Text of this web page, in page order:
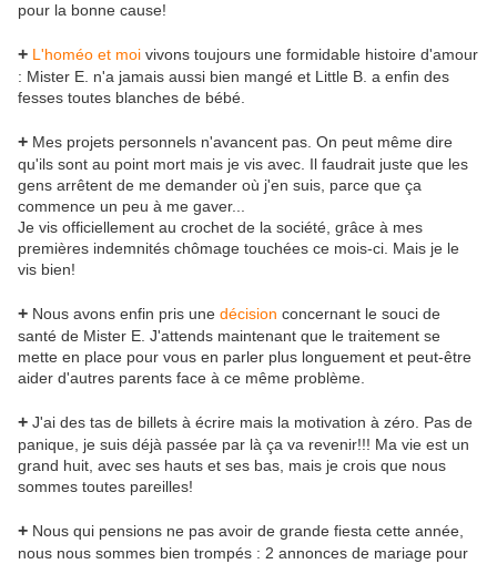
pour la bonne cause!
+ L'homéo et moi vivons toujours une formidable histoire d'amour
: Mister E. n'a jamais aussi bien mangé et Little B. a enfin des
fesses toutes blanches de bébé.
+ Mes projets personnels n'avancent pas. On peut même dire
qu'ils sont au point mort mais je vis avec. Il faudrait juste que les
gens arrêtent de me demander où j'en suis, parce que ça
commence un peu à me gaver...
Je vis officiellement au crochet de la société, grâce à mes
premières indemnités chômage touchées ce mois-ci. Mais je le
vis bien!
+ Nous avons enfin pris une décision concernant le souci de
santé de Mister E. J'attends maintenant que le traitement se
mette en place pour vous en parler plus longuement et peut-être
aider d'autres parents face à ce même problème.
+ J'ai des tas de billets à écrire mais la motivation à zéro. Pas de
panique, je suis déjà passée par là ça va revenir!!! Ma vie est un
grand huit, avec ses hauts et ses bas, mais je crois que nous
sommes toutes pareilles!
+ Nous qui pensions ne pas avoir de grande fiesta cette année,
nous nous sommes bien trompés : 2 annonces de mariage pour